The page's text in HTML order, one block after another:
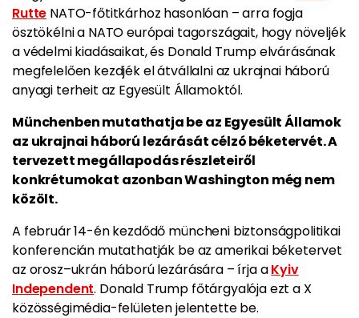
Rutte NATO-főtitkárhoz hasonlóan – arra fogja
ösztökélni a NATO európai tagországait, hogy növeljék
a védelmi kiadásaikat, és Donald Trump elvárásának
megfelelően kezdjék el átvállalni az ukrajnai háború
anyagi terheit az Egyesült Államoktól.
Münchenben mutathatja be az Egyesült Államok
az ukrajnai háború lezárását célzó béketervét. A
tervezett megállapodás részleteiről
konkrétumokat azonban Washington még nem
közölt.
A február 14-én kezdődő müncheni biztonságpolitikai
konferencián mutathatják be az amerikai béketervet
az orosz–ukrán háború lezárására – írja aKyiv
Independent. Donald Trump főtárgyalója ezt a X
közösségimédia-felületen jelentette be.